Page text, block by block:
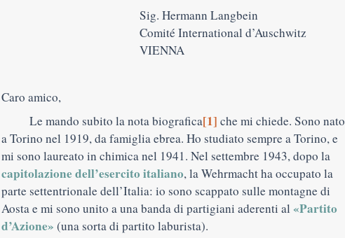
Sig. Hermann Langbein
Comité International d’Auschwitz
VIENNA
Caro amico,
Le mando subito la nota biografica[1] che mi chiede. Sono nato
a Torino nel 1919, da famiglia ebrea. Ho studiato sempre a Torino, e
mi sono laureato in chimica nel 1941. Nel settembre 1943, dopo la
capitolazione dell’esercito italiano, la Wehrmacht ha occupato la
parte settentrionale dell’Italia: io sono scappato sulle montagne di
Aosta e mi sono unito a una banda di partigiani aderenti al «Partito
d’Azione» (una sorta di partito laburista).